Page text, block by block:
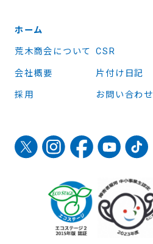
ホーム
荒木商会について CSR
会社概要 片付け日記
採用 お問い合わせ